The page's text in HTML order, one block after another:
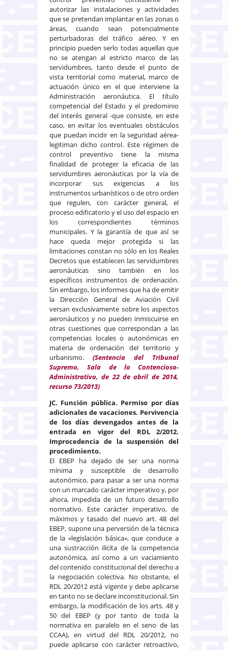
autorizar las instalaciones y actividades
que se pretendan implantar en las zonas o
áreas, cuando sean potencialmente
perturbadoras del tráfico aéreo. Y en
principio pueden serlo todas aquellas que
no se atengan al estricto marco de las
servidumbres, tanto desde el punto de
vista territorial como material, marco de
actuación único en el que interviene la
Administración aeronáutica. El título
competencial del Estado y el predominio
del interés general -que consiste, en este
caso, en evitar los eventuales obstáculos
que puedan incidir en la seguridad aérea-
legitiman dicho control. Este régimen de
control preventivo tiene la misma
finalidad de proteger la eficacia de las
servidumbres aeronáuticas por la vía de
incorporar sus exigencias a los
instrumentos urbanísticos o de otro orden
que regulen, con carácter general, el
proceso edificatorio y el uso del espacio en
los correspondientes términos
municipales. Y la garantía de que así se
hace queda mejor protegida si las
limitaciones constan no sólo en los Reales
Decretos que establecen las servidumbres
aeronáuticas sino también en los
específicos instrumentos de ordenación.
Sin embargo, los informes que ha de emitir
la Dirección General de Aviación Civil
versan exclusivamente sobre los aspectos
aeronáuticos y no pueden inmiscuirse en
otras cuestiones que correspondan a las
competencias locales o autonómicas en
materia de ordenación del territorio y
urbanismo.
(Sentencia del Tribunal
Supremo, Sala de lo Contencioso-
Administrativo, de 22 de abril de 2014,
recurso 73/2013)
JC. Función pública. Permiso por días
adicionales de vacaciones. Pervivencia
de los días devengados antes de la
entrada en vigor del RDL 2/2012.
Improcedencia de la suspensión del
procedimiento.
El EBEP ha dejado de ser una norma
mínima y susceptible de desarrollo
autonómico, para pasar a ser una norma
con un marcado carácter imperativo y, por
ahora, impedida de un futuro desarrollo
normativo. Este carácter imperativo, de
máximos y tasado del nuevo art. 48 del
EBEP, supone una perversión de la técnica
de la «legislación básica», que conduce a
una sustracción ilícita de la competencia
autonómica, así como a un vaciamiento
del contenido constitucional del derecho a
la negociación colectiva. No obstante, el
RDL 20/2012 está vigente y debe aplicarse
en tanto no se declare inconstitucional. Sin
embargo, la modificación de los arts. 48 y
50 del EBEP (y por tanto de toda la
normativa en paralelo en el seno de las
CCAA), en virtud del RDL 20/2012, no
puede aplicarse con carácter retroactivo,